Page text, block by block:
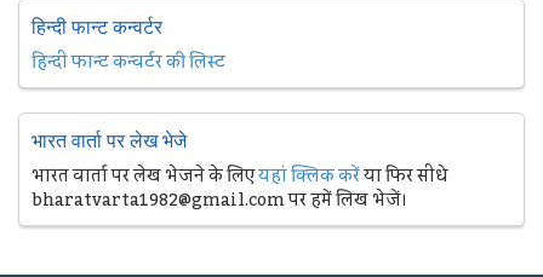
हिन्दी फान्ट कन्वर्टर
हिन्दी फान्ट कन्वर्टर की लिस्ट
भारत वार्ता पर लेख भेजे
भारत वार्ता पर लेख भेजने के लिएयहां क्लिक करेंया फिर सीधे
bharatvarta1982@gmail.com पर हमें लिख भेजें।